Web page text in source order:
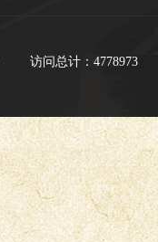
访问总计：4778973